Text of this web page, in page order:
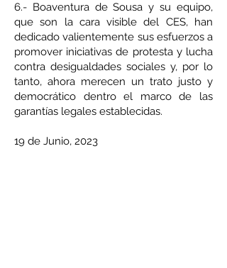
6.- Boaventura de Sousa y su equipo,
que son la cara visible del CES, han
dedicado valientemente sus esfuerzos a
promover iniciativas de protesta y lucha
contra desigualdades sociales y, por lo
tanto, ahora merecen un trato justo y
democrático dentro el marco de las
garantías legales establecidas.
19 de Junio, 2023